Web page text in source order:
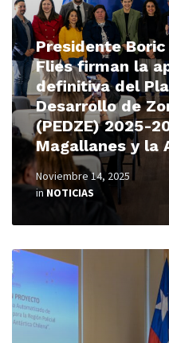
Presidente
Flies firman la
definitiva del
Desarrollo de
(PEDZE) 2025-
Magallanes y la
Noviembre 14, 2025
inNOTICIAS
Read
More